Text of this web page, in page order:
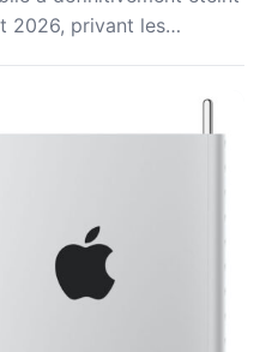
2026, privant les…